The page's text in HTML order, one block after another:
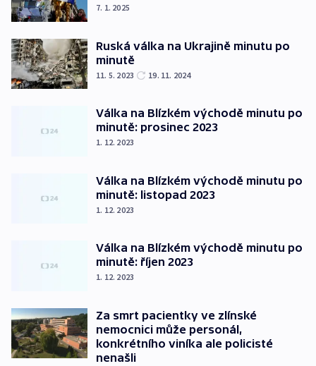
7. 1. 2025
Ruská válka na Ukrajině minutu po
minutě
11. 5. 2023 19. 11. 2024
Válka na Blízkém východě minutu po
minutě: prosinec 2023
1. 12. 2023
Válka na Blízkém východě minutu po
minutě: listopad 2023
1. 12. 2023
Válka na Blízkém východě minutu po
minutě: říjen 2023
1. 12. 2023
Za smrt pacientky ve zlínské
nemocnici může personál,
konkrétního viníka ale policisté
nenašli